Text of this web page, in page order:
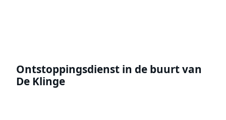
Ontstoppingsdienst in de buurt van
De Klinge